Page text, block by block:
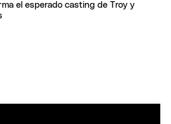
el esperado casting de Troy y